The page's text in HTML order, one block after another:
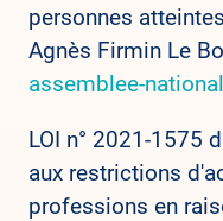
personnes
Agnès Firmin Le
assemblee-
LOI n° 2021-1575
aux restrictions
professions en